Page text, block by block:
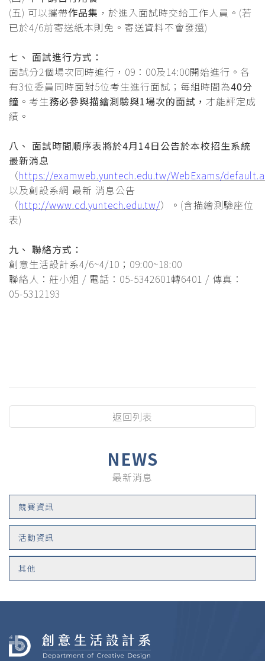
NEWS
最新消息
競賽資訊
活動資訊
其他
(五) 可以攜帶作品集 ，於進入面試時交給工作人員。(若
已於4/6前寄送紙本則免。寄送資料不會發還)
七、 面試進行方式：
面試分2個場次同時進行，09：00及14:00開始進行。各
有3位委員同時面對5位考生進行面試；每組時間為40分
鐘 。考生務必參與描繪測驗與1場次的面試， 才能評定成
績。
八、 面試時間順序表將於4月14日公告於本校招生系統
最新消息
（https://examweb.yuntech.edu.tw/WebExams/
以及創設系網 最新 消息公告
（http://www.cd.yuntech.edu.tw/）。(含描繪測驗座位
表)
九、 聯絡方式：
創意生活設計系4/6~4/10；09:00~18:00
聯絡人：莊小姐 / 電話：05-5342601轉6401 / 傳真：
05-5312193
返回列表